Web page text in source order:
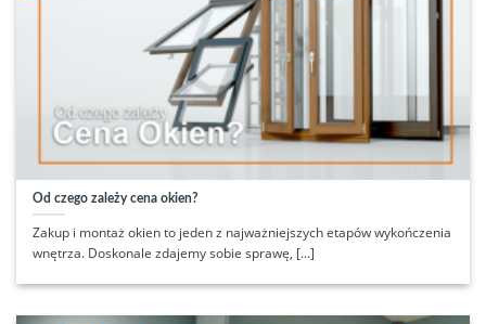
Od czego zależy cena okien?
Zakup i montaż okien to jeden z najważniejszych etapów wykończenia
wnętrza. Doskonale zdajemy sobie sprawę, [...]